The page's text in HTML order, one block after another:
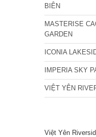
BIÊN
MASTERISE
GARDEN
ICONIA
IMPERIA SKY
VIỆT YÊN
Việt Yên